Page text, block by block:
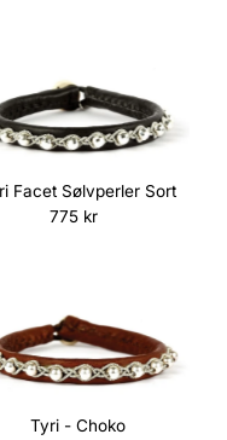
Facet Sølvperler Sort
Normalpris
775 kr
Tyri - Choko